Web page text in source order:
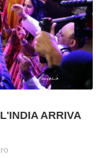
ARRIVA